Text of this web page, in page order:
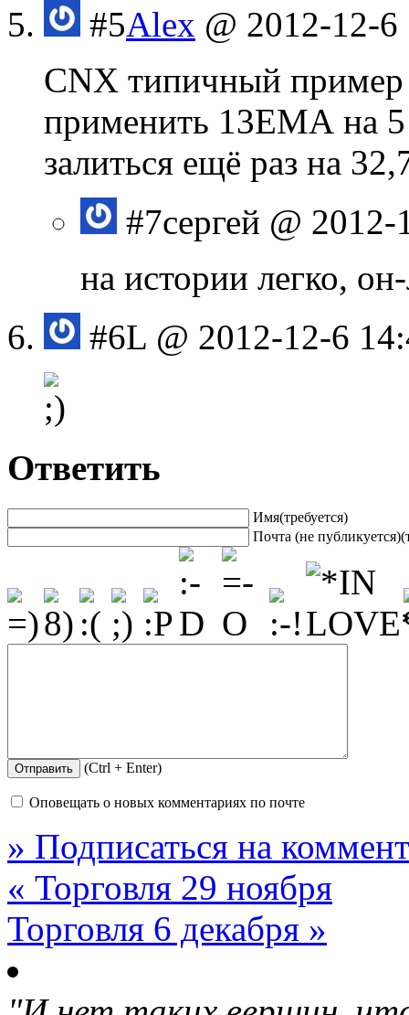
#5Alex @ 2012-12-6
CNX типичный пример
применить 13ЕМА на
залиться ещё раз на
#7cергей @ 2012-
на истории легко,
#6L @ 2012-12-6
Ответить
Имя(требуется)
Почта (не
(Ctrl + Enter)
Оповещать о новых комментариях по почте
» Подписаться на
« Торговля 29 ноября
Торговля 6 декабря »